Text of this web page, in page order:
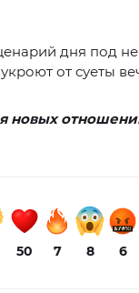
дня под
от суеты
новых
50 7 8 6